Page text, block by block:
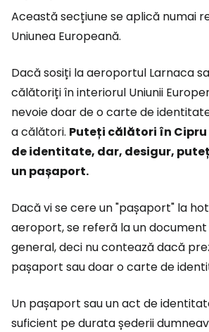
Această secțiune se aplică numai
Uniunea Europeană.
Dacă sosiți la aeroportul Larnaca
călătoriți în interiorul Uniunii
nevoie doar de o carte de
a călători. Puteți călători în
de identitate, dar, desigur,
un pașaport.
Dacă vi se cere un "pașaport" la
aeroport, se referă la un
general, deci nu contează dacă
pașaport sau doar o carte de
Un pașaport sau un act de
suficient pe durata șederii